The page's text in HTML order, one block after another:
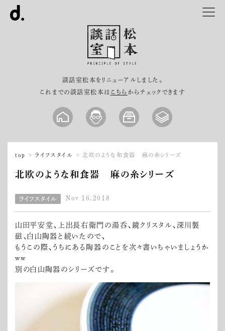
談話室松本をリニューアルしました。
これまでの談話室松本は こちら からチェックできます
top ライフスタイル 北欧のような和食器 麻の糸シリーズ
北欧のような和食器 麻の糸シリーズ
Nov 16,2018
山田平安堂、上出長右衛門の湯呑、鏡クリスタル、深川製
磁、白山陶器と続いたので、
もうこの際、うちにある陶器のことを次々書いちゃいましょうか
ww
別の白山陶器のシリーズです。